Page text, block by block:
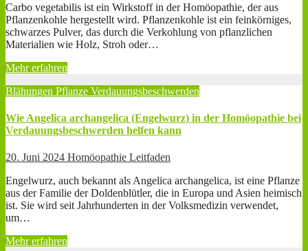
Carbo vegetabilis ist ein Wirkstoff in der Homöopathie, der aus
Pflanzenkohle hergestellt wird. Pflanzenkohle ist ein feinkörniges,
schwarzes Pulver, das durch die Verkohlung von pflanzlichen
Materialien wie Holz, Stroh oder…
Mehr erfahren
Blähungen Pflanze Verdauungsbeschwerden
Wie Angelica archangelica (Engelwurz) in der Homöopathie bei
Verdauungsbeschwerden helfen kann
20. Juni 2024 Homöopathie Leitfaden
Engelwurz, auch bekannt als Angelica archangelica, ist eine Pflanze
aus der Familie der Doldenblütler, die in Europa und Asien heimisch
ist. Sie wird seit Jahrhunderten in der Volksmedizin verwendet,
um…
Mehr erfahren